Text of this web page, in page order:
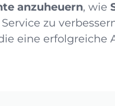
anzuheuern, wie
zu
eine erfolgreiche